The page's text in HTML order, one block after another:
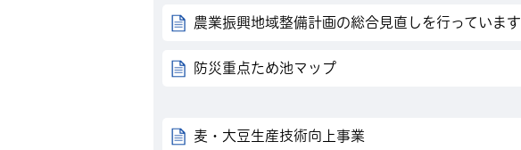
農業振興地域整備計画の総合見直しを行っています
防災重点ため池マップ
麦・大豆生産技術向上事業